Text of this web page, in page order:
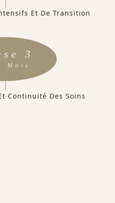
Et De Transition
3
Mois
Continuité Des Soins